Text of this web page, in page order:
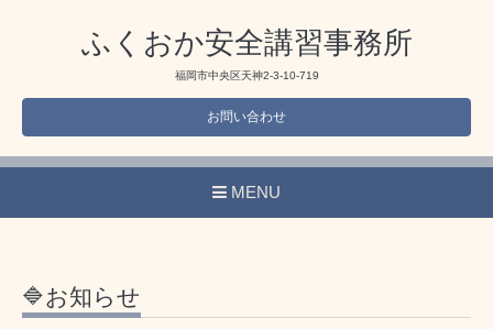
ふくおか安全講習事務所
福岡市中央区天神2-3-10-719
お問い合わせ
MENU
🔷お知らせ